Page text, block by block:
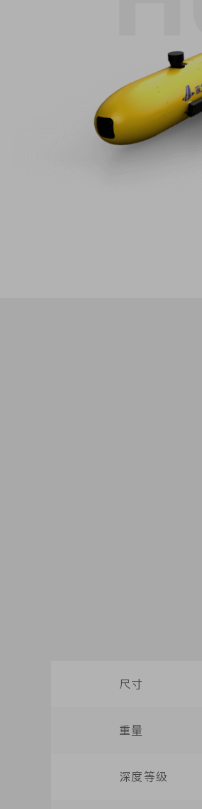
尺寸
重量
深度等级